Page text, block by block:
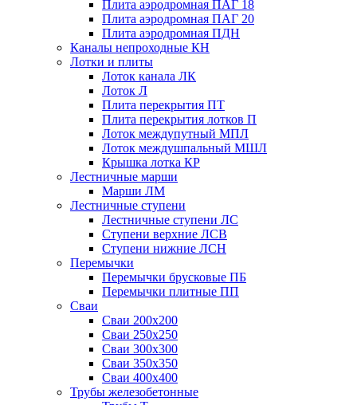
Плита аэродромная ПАГ 18
Плита аэродромная ПАГ 20
Плита аэродромная ПДН
Каналы непроходные КН
Лотки и плиты
Лоток канала ЛК
Лоток Л
Плита перекрытия ПТ
Плита перекрытия лотков П
Лоток междупутный МПЛ
Лоток междушпальный МШЛ
Крышка лотка КР
Лестничные марши
Марши ЛМ
Лестничные ступени
Лестничные ступени ЛС
Ступени верхние ЛСВ
Ступени нижние ЛСН
Перемычки
Перемычки брусковые ПБ
Перемычки плитные ПП
Сваи
Сваи 200х200
Сваи 250х250
Сваи 300х300
Сваи 350х350
Сваи 400х400
Трубы железобетонные